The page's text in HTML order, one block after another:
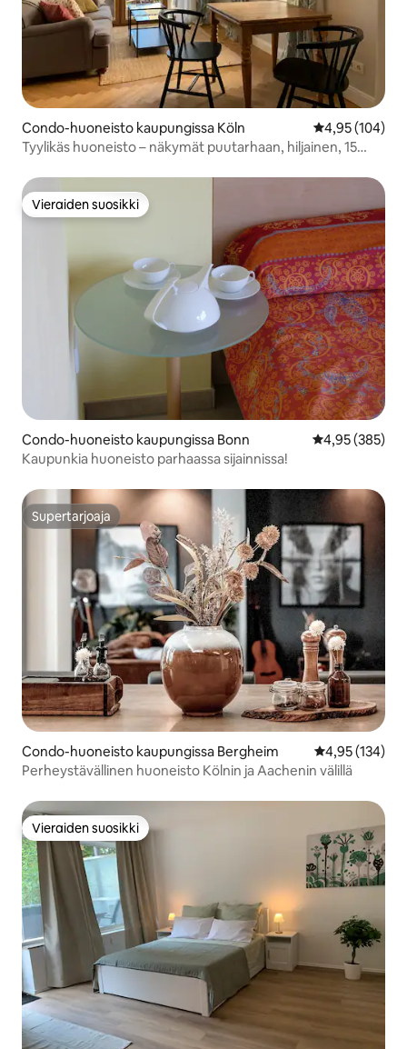
Condo-huoneisto kaupungissa Köln
4,95 (104)
Tyylikäs huoneisto – näkymät puutarhaan, hiljainen, 15
Vieraiden suosikki
Vieraiden suosikki
Condo-huoneisto kaupungissa Bonn
4,95 (385)
Kaupunkia huoneisto parhaassa sijainnissa!
Supertarjoaja
Supertarjoaja
Condo-huoneisto kaupungissa Bergheim
4,95 (134)
Perheystävällinen huoneisto Kölnin ja Aachenin välillä
Vieraiden suosikki
Vieraiden suosikki